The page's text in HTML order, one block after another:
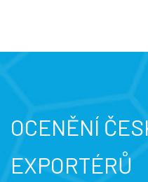
n
OCENĚNÍ
EXPORTÉRŮ